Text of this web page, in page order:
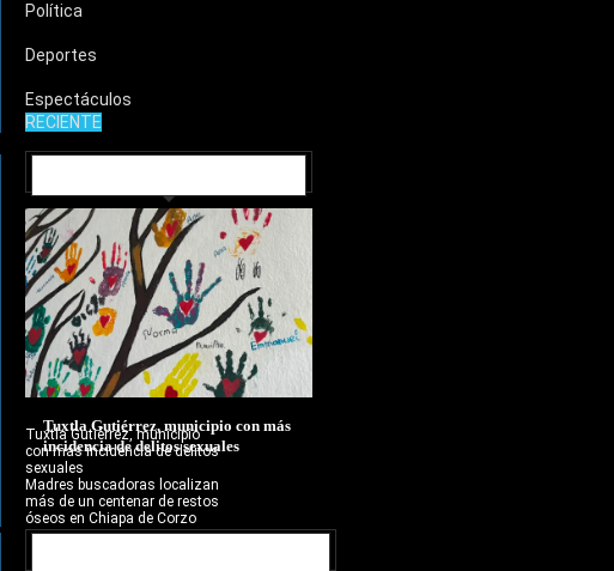
Política
Deportes
Espectáculos
RECIENTE
Tuxtla Gutiérrez, municipio con más
incidencia de delitos sexuales
Tuxtla Gutiérrez, municipio
con más incidencia de delitos
sexuales
Madres buscadoras localizan
más de un centenar de restos
óseos en Chiapa de Corzo